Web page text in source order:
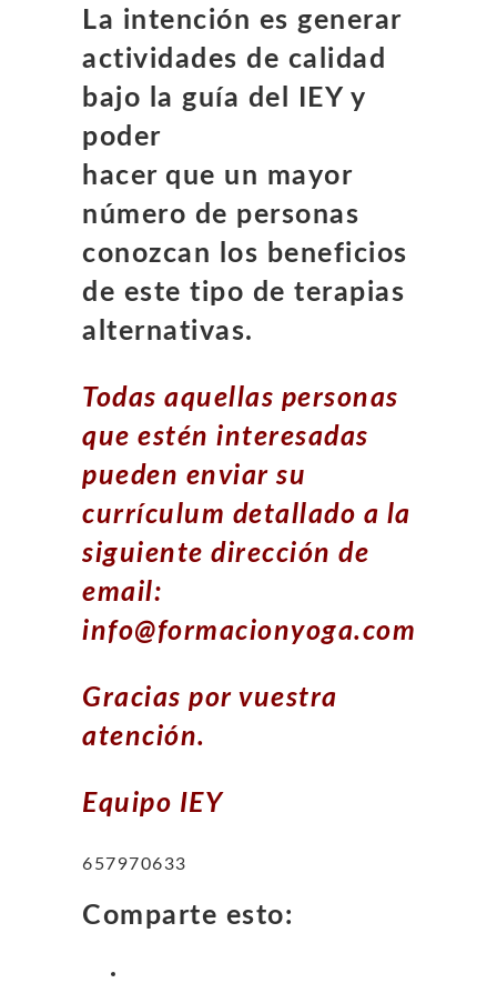
La intención es generar
actividades de calidad
bajo la guía del IEY y
poder
hacer que un mayor
número de personas
conozcan los beneficios
de este tipo de terapias
alternativas.
Todas aquellas personas
que estén interesadas
pueden enviar su
currículum detallado a la
siguiente dirección de
email:
info@formacionyoga.com
Gracias por vuestra
atención.
Equipo IEY
657970633
Comparte esto: